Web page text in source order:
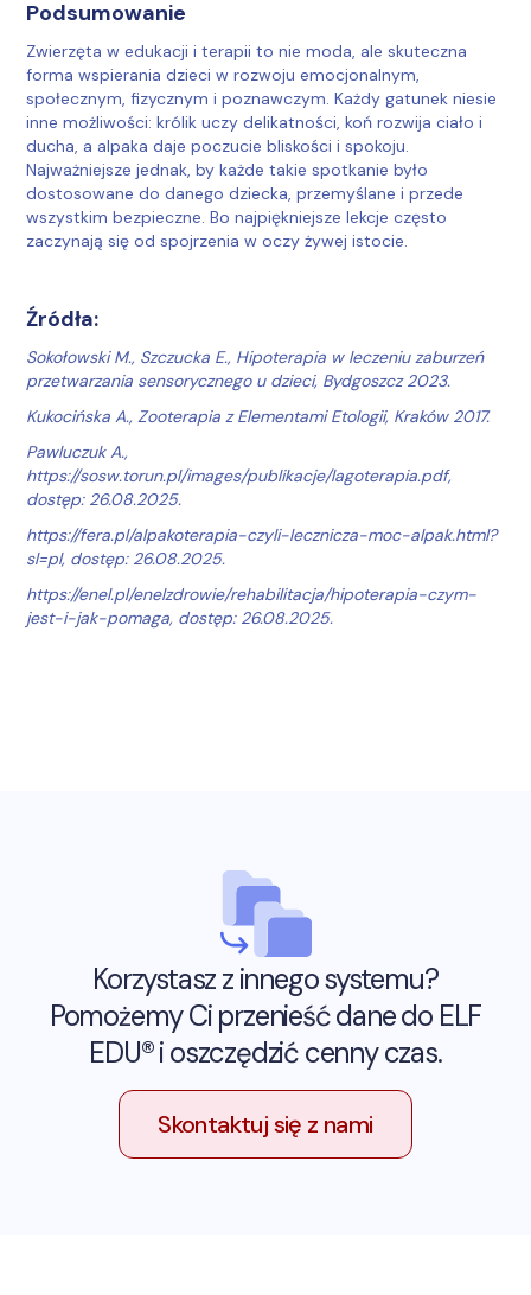
Podsumowanie
Zwierzęta w edukacji i terapii to nie moda, ale skuteczna
forma wspierania dzieci w rozwoju emocjonalnym,
społecznym, fizycznym i poznawczym. Każdy gatunek niesie
inne możliwości: królik uczy delikatności, koń rozwija ciało i
ducha, a alpaka daje poczucie bliskości i spokoju.
Najważniejsze jednak, by każde takie spotkanie było
dostosowane do danego dziecka, przemyślane i przede
wszystkim bezpieczne. Bo najpiękniejsze lekcje często
zaczynają się od spojrzenia w oczy żywej istocie.
Źródła:
Sokołowski M., Szczucka E., Hipoterapia w leczeniu zaburzeń
przetwarzania sensorycznego u dzieci, Bydgoszcz 2023.
Kukocińska A., Zooterapia z Elementami Etologii, Kraków 2017.
Pawluczuk A.,
https://sosw.torun.pl/images/publikacje/lagoterapia.pdf,
dostęp: 26.08.2025.
https://fera.pl/alpakoterapia-czyli-lecznicza-moc-alpak.html?
sl=pl, dostęp: 26.08.2025.
https://enel.pl/enelzdrowie/rehabilitacja/hipoterapia-czym-
jest-i-jak-pomaga, dostęp: 26.08.2025.
Korzystasz z innego systemu?
Pomożemy Ci przenieść dane do ELF
EDU® i oszczędzić cenny czas.
Skontaktuj się z nami